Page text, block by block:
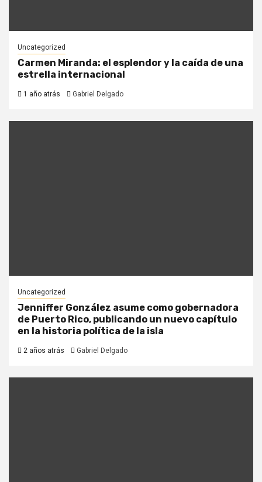
Uncategorized
Carmen Miranda: el esplendor y la caída de una
estrella internacional
1 año atrás Gabriel Delgado
Uncategorized
Jenniffer González asume como gobernadora
de Puerto Rico, publicando un nuevo capítulo
en la historia política de la isla
2 años atrás Gabriel Delgado